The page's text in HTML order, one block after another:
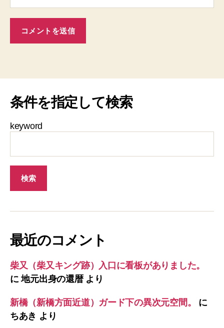
条件を指定して検索
keyword
最近のコメント
柴又（柴又キング跡）入口に看板がありました。
に地元出身の還暦より
新橋（新橋方面近道）ガード下の異次元空間。
に
ちあき より